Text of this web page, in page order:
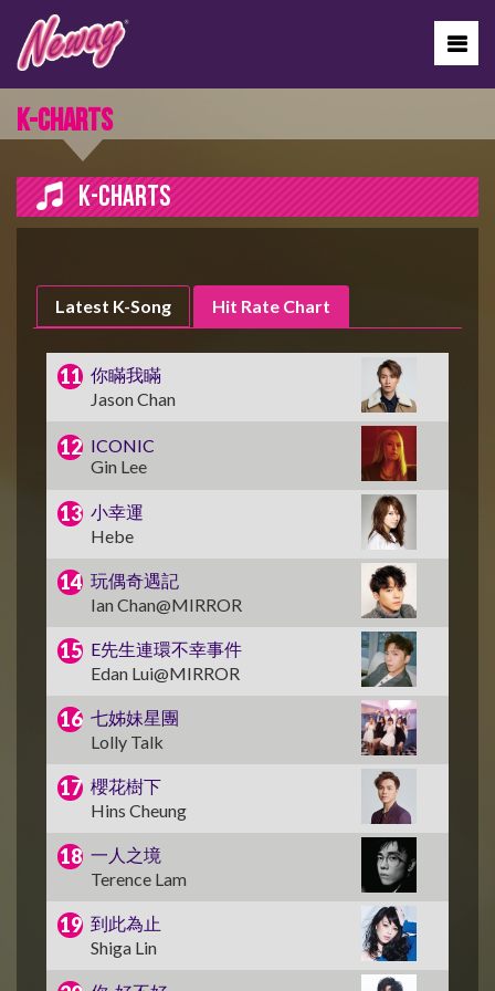
K-CHARTS
K-CHARTS
Latest K-Song Hit Rate Chart
你瞞我瞞
Jason Chan
ICONIC
Gin Lee
小幸運
Hebe
玩偶奇遇記
Ian Chan@MIRROR
E先生連環不幸事件
Edan Lui@MIRROR
七姊妹星團
Lolly Talk
櫻花樹下
Hins Cheung
一人之境
Terence Lam
到此為止
Shiga Lin